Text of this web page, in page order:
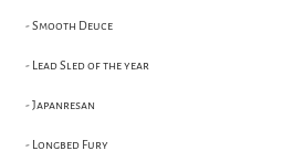
- Smooth Deuce
- Lead Sled of the year
- Japanresan
- Longbed Fury